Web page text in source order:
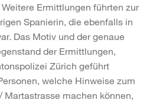
Ermittlungen führten zur
Spanierin, die ebenfalls in
Das Motiv und der genaue
der Ermittlungen,
Zürich geführt
welche Hinweise zum
machen können,